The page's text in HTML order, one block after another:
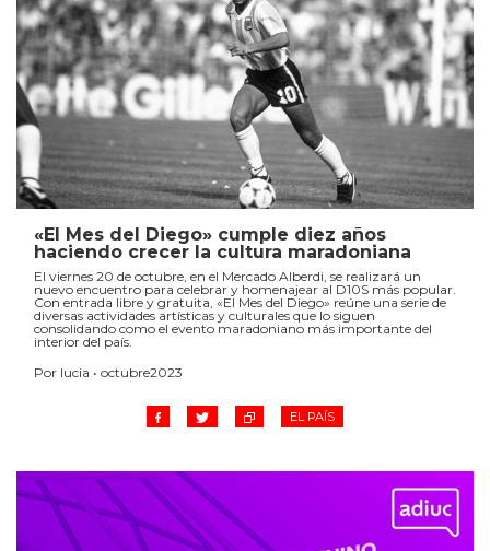
«El Mes del Diego» cumple diez años
haciendo crecer la cultura maradoniana
El viernes 20 de octubre, en el Mercado Alberdi, se realizará un
nuevo encuentro para celebrar y homenajear al D10S más popular.
Con entrada libre y gratuita, «El Mes del Diego» reúne una serie de
diversas actividades artísticas y culturales que lo siguen
consolidando como el evento maradoniano más importante del
interior del país.
Por lucia • octubre2023
EL PAÍS